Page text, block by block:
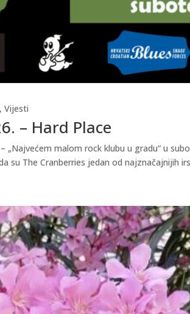
– Hard Place
,Vijesti
malom rock klubu u gradu“ u
su The Cranberries jedan od najznačajnijih